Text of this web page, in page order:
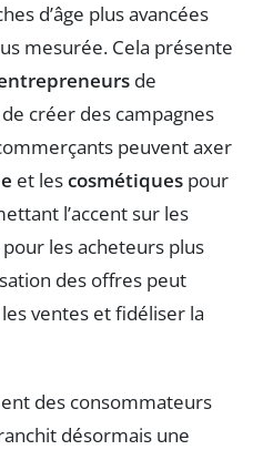
d’âge plus avancées
mesurée. Cela présente
de
créer des campagnes
peuvent axer
et lescosmétiques pour
l’accent sur les
pour les acheteurs plus
des offres peut
ventes et fidéliser la
des consommateurs
désormais une